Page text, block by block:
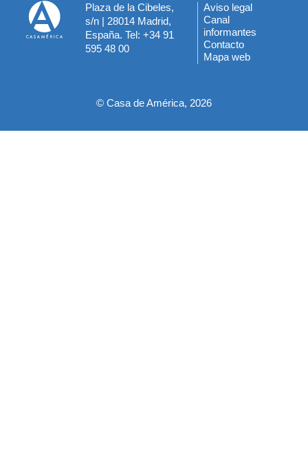
Plaza de la Cibeles,
s/n | 28014 Madrid,
España. Tel: +34 91
595 48 00
Menú
del
pie
Aviso legal
Canal
informantes
Contacto
Mapa web
© Casa de América, 2026